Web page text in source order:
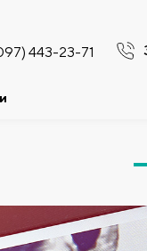
443-23-71